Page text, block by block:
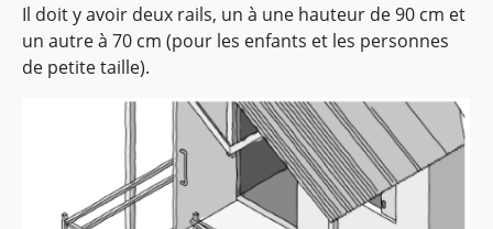
Il doit y avoir deux rails, un à une hauteur de 90 cm et
un autre à 70 cm (pour les enfants et les personnes
de petite taille).